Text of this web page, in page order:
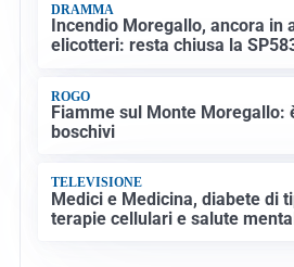
DRAMMA
Incendio Moregallo, ancora in
elicotteri: resta chiusa la
ROGO
Fiamme sul Monte Moregallo:
boschivi
TELEVISIONE
Medici e Medicina, diabete di
terapie cellulari e salute